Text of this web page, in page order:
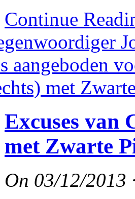
Continue
Excuses van
met Zwarte
On 03/12/2013